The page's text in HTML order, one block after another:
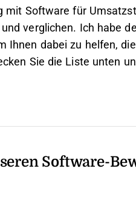
mit Software für
verglichen. Ich habe
Ihnen dabei zu helfen,
Sie die Liste unten
Software-